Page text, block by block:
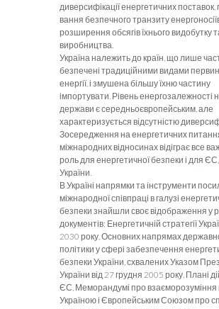
диверсифікації енергетичних
вання безпечного транзиту
розширення обсягів їхнього видобутку
виробництва.
Україна належить до країн, що лише
безпечені традиційними видами
енергії, і змушена більшу їхню частину
імпортувати. Рівень енергозалежності
держави є середньоєвро­пейським, але
характеризується відсутністю
Зосередження на енергетичних
міжна­родних відносинах відіграє все
роль для енергетичної безпеки і для ЄС,
України.
В Україні напрямки та інструменти
міжнародної співпраці в галузі
безпеки знайшли своє відображення у
документів: Енерге­тичній стратегії
2030 року, Основних напря­мах
політики у сфері забезпечення
безпеки України, схвалених Указом
України від 27 грудня 2005 року, Плані
ЄС, Меморандумі про взаєморозуміння
Україною і Європейським Союзом про